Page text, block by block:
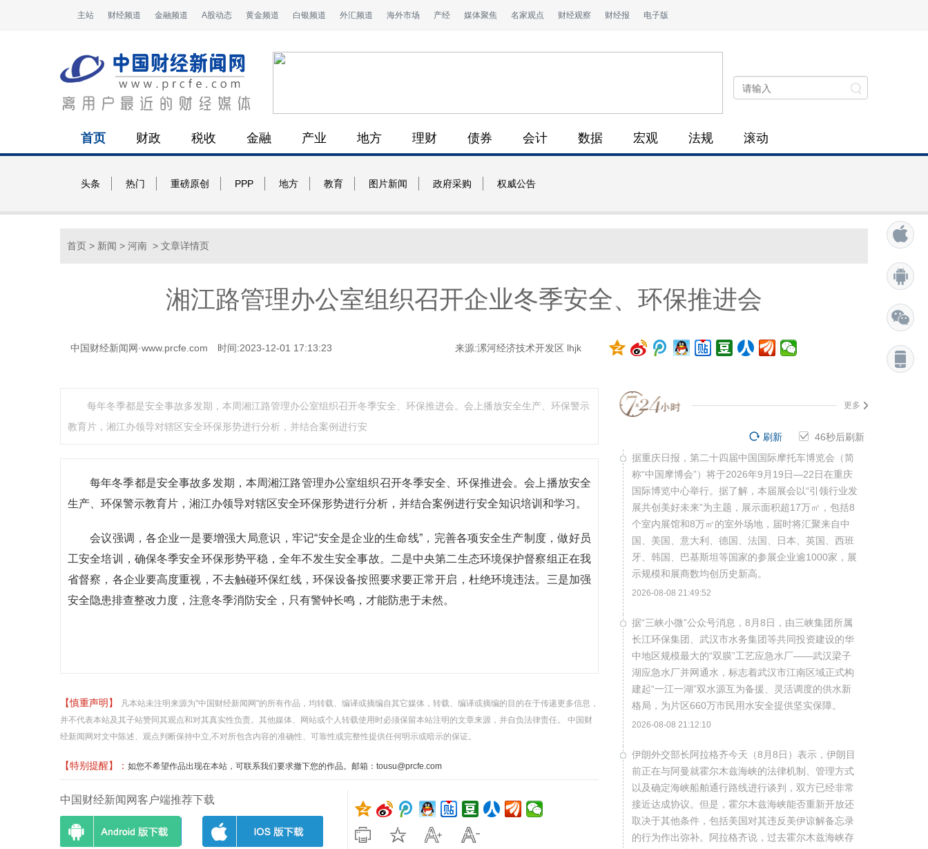
主站 财经频道 金融频道 A股动态 黄金频道 白银频道 外汇频道 海外市场 产经 媒体聚焦 名家观点 财经观察 财经报 电子版
首页 财政 税收 金融 产业 地方 理财 债券 会计 数据 宏观 法规 滚动
头条 热门 重磅原创 PPP 地方 教育 图片新闻 政府采购 权威公告
首页 > 新闻 > 河南 > 文章详情页
湘江路管理办公室组织召开企业冬季安全、环保推进会
中国财经新闻网·www.prcfe.com 时间:2023-12-01 17:13:23 来源:漯河经济技术开发区 lhjk
每年冬季都是安全事故多发期，本周湘江路管理办公室组织召开冬季安全、环保推进会。会上播放安全生产、环保警示
教育片，湘江办领导对辖区安全环保形势进行分析，并结合案例进行安
每年冬季都是安全事故多发期，本周湘江路管理办公室组织召开冬季安全、环保推进会。会上播放安全
生产、环保警示教育片，湘江办领导对辖区安全环保形势进行分析，并结合案例进行安全知识培训和学习。
会议强调，各企业一是要增强大局意识，牢记“安全是企业的生命线”，完善各项安全生产制度，做好员
工安全培训，确保冬季安全环保形势平稳，全年不发生安全事故。二是中央第二生态环境保护督察组正在我
省督察，各企业要高度重视，不去触碰环保红线，环保设备按照要求要正常开启，杜绝环境违法。三是加强
安全隐患排查整改力度，注意冬季消防安全，只有警钟长鸣，才能防患于未然。
【慎重声明】
凡本站未注明来源为"中国财经新闻网"的所有作品，均转载、编译或摘编自其它媒体，转载、编译或摘编的目的在于传递更多信息，
并不代表本站及其子站赞同其观点和对其真实性负责。其他媒体、网站或个人转载使用时必须保留本站注明的文章来源，并自负法律责任。 中国财
经新闻网对文中陈述、观点判断保持中立,不对所包含内容的准确性、可靠性或完整性提供任何明示或暗示的保证。
【特别提醒】： 如您不希望作品出现在本站，可联系我们要求撤下您的作品。邮箱：tousu@prcfe.com
中国财经新闻网客户端推荐下载
更多
45秒后刷新
刷新
据重庆日报，第二十四届中国国际摩托车博览会（简
称“中国摩博会”）将于2026年9月19日—22日在重庆
国际博览中心举行。据了解，本届展会以“引领行业发
展共创美好未来”为主题，展示面积超17万㎡，包括8
个室内展馆和8万㎡的室外场地，届时将汇聚来自中
国、美国、意大利、德国、法国、日本、英国、西班
牙、韩国、巴基斯坦等国家的参展企业逾1000家，展
示规模和展商数均创历史新高。
2026-08-08 21:49:52
据“三峡小微”公众号消息，8月8日，由三峡集团所属
长江环保集团、武汉市水务集团等共同投资建设的华
中地区规模最大的“双膜”工艺应急水厂——武汉梁子
湖应急水厂并网通水，标志着武汉市江南区域正式构
建起“一江一湖”双水源互为备援、灵活调度的供水新
格局，为片区660万市民用水安全提供坚实保障。
2026-08-08 21:12:10
伊朗外交部长阿拉格齐今天（8月8日）表示，伊朗目
前正在与阿曼就霍尔木兹海峡的法律机制、管理方式
以及确定海峡船舶通行路线进行谈判，双方已经非常
接近达成协议。但是，霍尔木兹海峡能否重新开放还
取决于其他条件，包括美国对其违反美伊谅解备忘录
的行为作出弥补。阿拉格齐说，过去霍尔木兹海峡存